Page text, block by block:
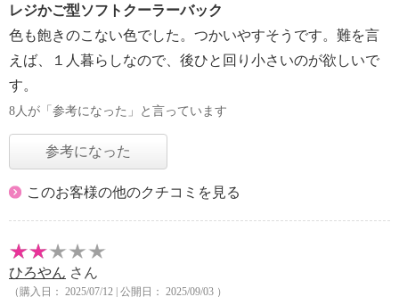
レジかご型ソフトクーラーバック
色も飽きのこない色でした。つかいやすそうです。難を言
えば、１人暮らしなので、後ひと回り小さいのが欲しいで
す。
8人が「参考になった」と言っています
参考になった
このお客様の他のクチコミを見る
ひろやん さん
（購入日： 2025/07/12 | 公開日： 2025/09/03 ）